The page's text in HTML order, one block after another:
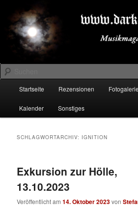
primären
Inhalt
springen
sekundären
Inhalt
springenDARK-FESTIVALS.DE
Suchen
Startseite Rezensionen
Kalender Sonstiges
SCHLAGWORTARCHIV: IGNITION
Exkursion zur Hölle,
13.10.2023
Veröffentlicht am14. Oktober 2023von